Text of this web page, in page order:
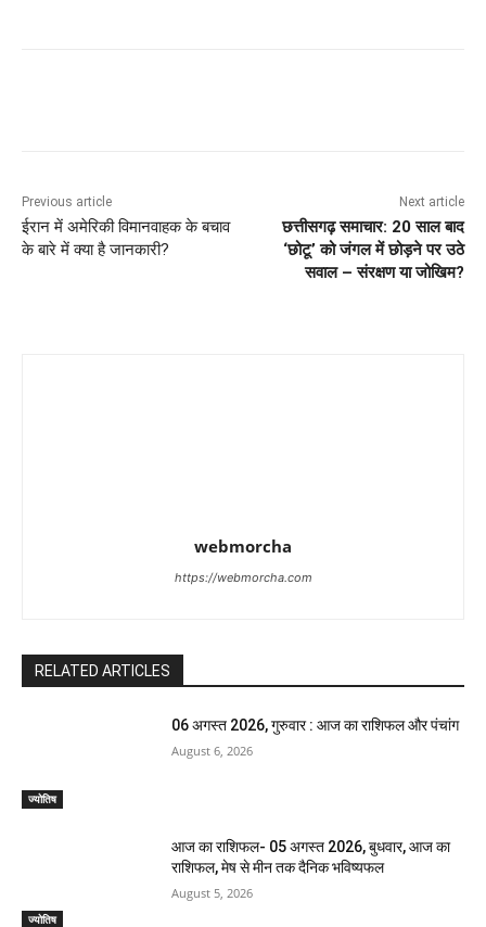
Previous article
ईरान में अमेरिकी विमानवाहक के बचाव
के बारे में क्या है जानकारी?
Next article
छत्तीसगढ़ समाचार: 20 साल बाद
‘छोटू’ को जंगल में छोड़ने पर उठे
सवाल – संरक्षण या जोखिम?
webmorcha
https://webmorcha.com
RELATED ARTICLES
ज्योतिष
06 अगस्त 2026, गुरुवार : आज का राशिफल और पंचांग
August 6, 2026
ज्योतिष
आज का राशिफल- 05 अगस्त 2026, बुधवार, आज का
राशिफल, मेष से मीन तक दैनिक भविष्यफल
August 5, 2026